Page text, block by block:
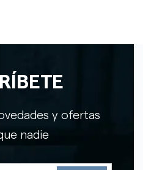
y ofertas
nadie